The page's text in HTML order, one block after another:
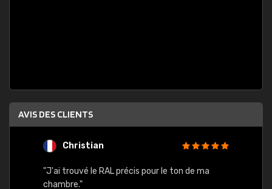
AVIS DES CLIENTS
Christian
"J'ai trouvé le RAL précis pour le ton de ma
chambre."